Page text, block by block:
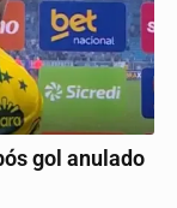
gol anulado